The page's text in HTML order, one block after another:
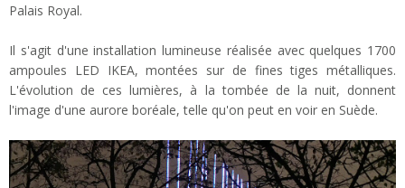
Palais Royal.
Il s'agit d'une installation lumineuse réalisée avec quelques 1700
ampoules LED IKEA, montées sur de fines tiges métalliques.
L'évolution de ces lumières, à la tombée de la nuit, donnent
l'image d'une aurore boréale, telle qu'on peut en voir en Suède.